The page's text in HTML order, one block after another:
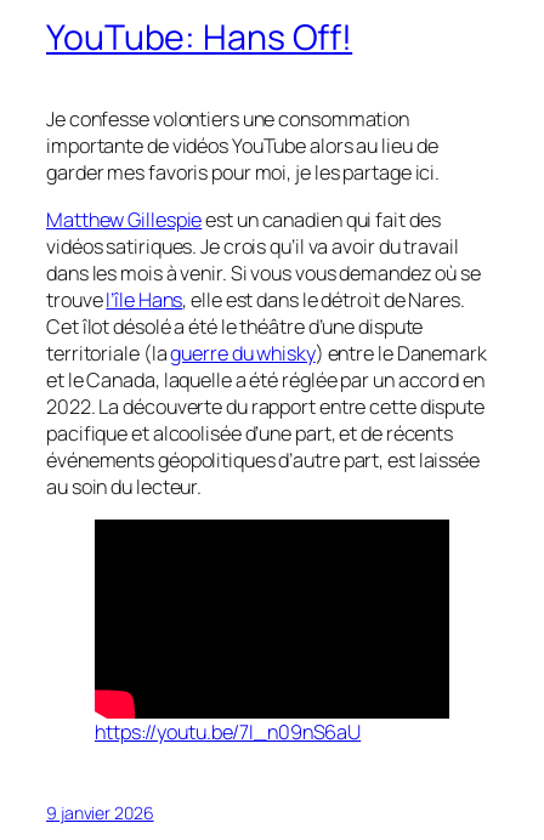
YouTube: Hans Off!
Je confesse volontiers une consommation
importante de vidéos YouTube alors au lieu de
garder mes favoris pour moi, je les partage ici.
Matthew Gillespieest un canadien qui fait des
vidéos satiriques. Je crois qu’il va avoir du travail
dans les mois à venir. Si vous vous demandez où se
trouvel’île Hans, elle est dans le détroit de Nares.
Cet îlot désolé a été le théâtre d’une dispute
territoriale (laguerre du whisky) entre le Danemark
et le Canada, laquelle a été réglée par un accord en
2022. La découverte du rapport entre cette dispute
pacifique et alcoolisée d’une part, et de récents
événements géopolitiques d’autre part, est laissée
au soin du lecteur.
https://youtu.be/7I_n09nS6aU
9 janvier 2026